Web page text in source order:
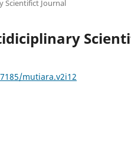
Scientifict Journal
mutiara.v2i12